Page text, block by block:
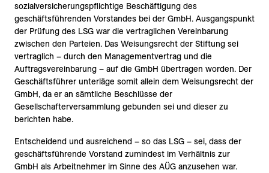
sozialversicherungspflichtige Beschäftigung des
geschäftsführenden Vorstandes bei der GmbH. Ausgangspunkt
der Prüfung des LSG war die vertraglichen Vereinbarung
zwischen den Parteien. Das Weisungsrecht der Stiftung sei
vertraglich – durch den Managementvertrag und die
Auftragsvereinbarung – auf die GmbH übertragen worden. Der
Geschäftsführer unterläge somit allein dem Weisungsrecht der
GmbH, da er an sämtliche Beschlüsse der
Gesellschafterversammlung gebunden sei und dieser zu
berichten habe.
Entscheidend und ausreichend – so das LSG – sei, dass der
geschäftsführende Vorstand zumindest im Verhältnis zur
GmbH als Arbeitnehmer im Sinne des AÜG anzusehen war.